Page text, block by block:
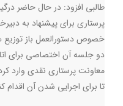
‌طالبی افزود: در حال حاضر
پرستاری برای پیشنهاد به
خصوص دستورالعمل باز توزیع
دو جلسه آن اختصاصی برای
معاونت پرستاری نقدی وارد
تا برای اجرایی شدن آن اقدام